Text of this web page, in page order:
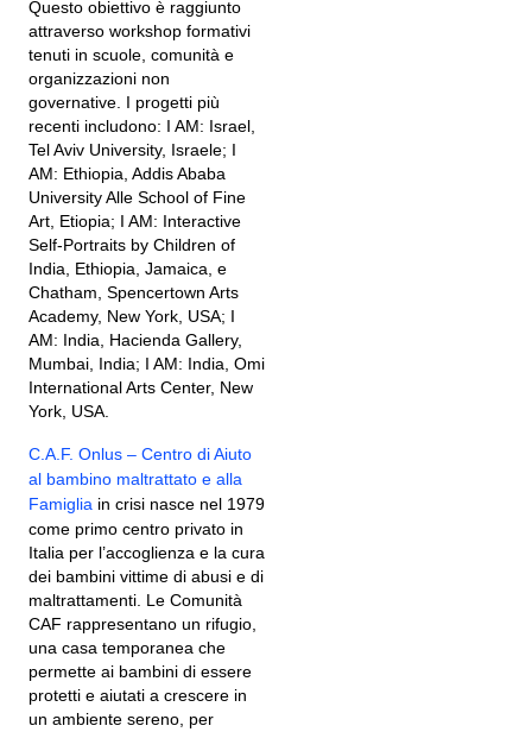
Questo obiettivo è raggiunto
attraverso workshop formativi
tenuti in scuole, comunità e
organizzazioni non
governative. I progetti più
recenti includono: I AM: Israel,
Tel Aviv University, Israele; I
AM: Ethiopia, Addis Ababa
University Alle School of Fine
Art, Etiopia; I AM: Interactive
Self-Portraits by Children of
India, Ethiopia, Jamaica, e
Chatham, Spencertown Arts
Academy, New York, USA; I
AM: India, Hacienda Gallery,
Mumbai, India; I AM: India, Omi
International Arts Center, New
York, USA.
C.A.F. Onlus – Centro di Aiuto
al bambino maltrattato e alla
Famiglia in crisi nasce nel 1979
come primo centro privato in
Italia per l’accoglienza e la cura
dei bambini vittime di abusi e di
maltrattamenti. Le Comunità
CAF rappresentano un rifugio,
una casa temporanea che
permette ai bambini di essere
protetti e aiutati a crescere in
un ambiente sereno, per